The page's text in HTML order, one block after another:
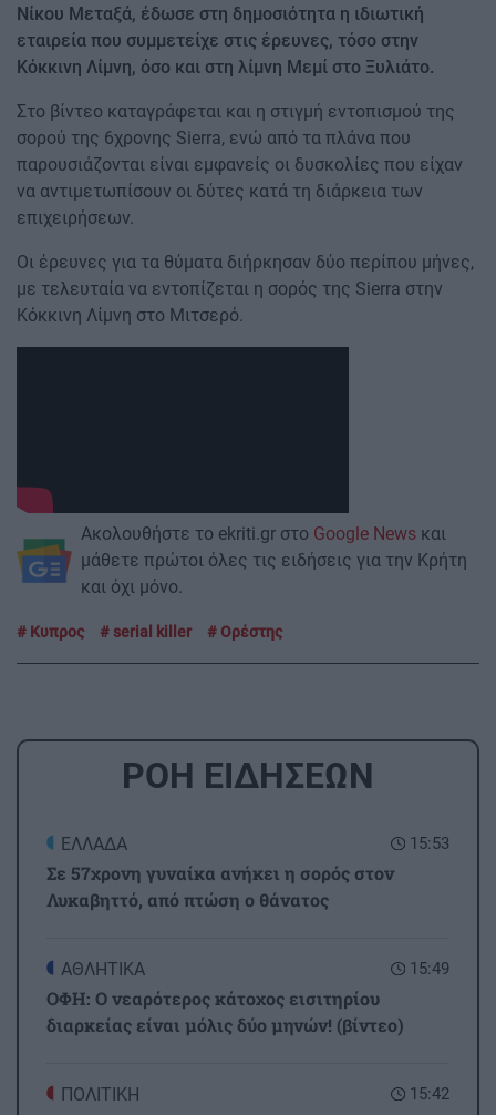
Νίκου Μεταξά, έδωσε στη δημοσιότητα η ιδιωτική
εταιρεία που συμμετείχε στις έρευνες, τόσο στην
Κόκκινη Λίμνη, όσο και στη λίμνη Μεμί στο Ξυλιάτο.
Στο βίντεο καταγράφεται και η στιγμή εντοπισμού της
σορού της 6χρονης Sierra, ενώ από τα πλάνα που
παρουσιάζονται είναι εμφανείς οι δυσκολίες που είχαν
να αντιμετωπίσουν οι δύτες κατά τη διάρκεια των
επιχειρήσεων.
Οι έρευνες για τα θύματα διήρκησαν δύο περίπου μήνες,
με τελευταία να εντοπίζεται η σορός της Sierra στην
Κόκκινη Λίμνη στο Μιτσερό.
Ακολουθήστε το ekriti.gr στο Google News και
μάθετε πρώτοι όλες τις ειδήσεις για την Κρήτη
και όχι μόνο.
Κυπρος serial killer Ορέστης
ΡΟΗ ΕΙΔΗΣΕΩΝ
15:53
ΕΛΛΑΔΑ
Σε 57χρονη γυναίκα ανήκει η σορός στον
Λυκαβηττό, από πτώση ο θάνατος
15:49
ΑΘΛΗΤΙΚΑ
ΟΦΗ: Ο νεαρότερος κάτοχος εισιτηρίου
διαρκείας είναι μόλις δύο μηνών! (βίντεο)
15:42
ΠΟΛΙΤΙΚΗ